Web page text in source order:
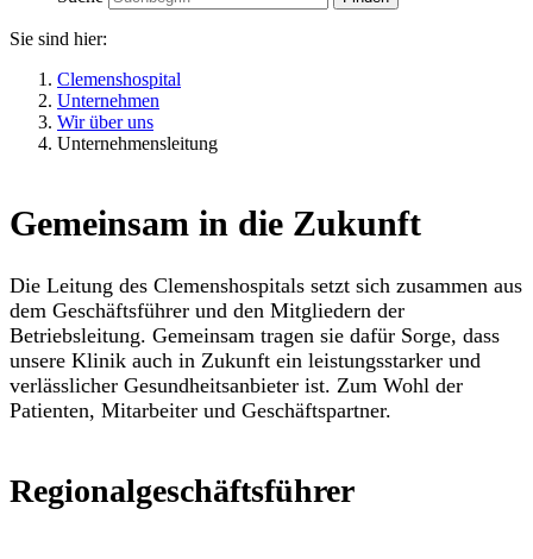
Sie sind hier:
Clemenshospital
Unternehmen
Wir über uns
Unternehmensleitung
Gemeinsam in die Zukunft
Die Leitung des Clemenshospitals setzt sich zusammen aus
dem Geschäftsführer und den Mitgliedern der
Betriebsleitung. Gemeinsam tragen sie dafür Sorge, dass
unsere Klinik auch in Zukunft ein leistungsstarker und
verlässlicher Gesundheitsanbieter ist. Zum Wohl der
Patienten, Mitarbeiter und Geschäftspartner.
Regionalgeschäftsführer